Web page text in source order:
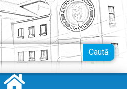
Caută